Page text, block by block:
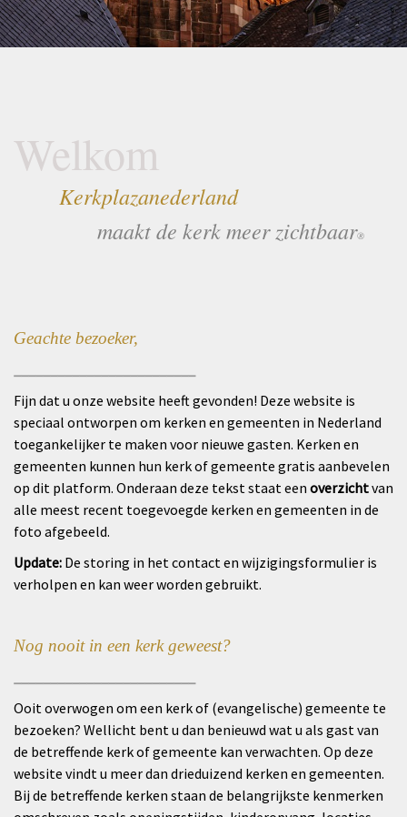
Welkom
Kerkplazanederland
maakt de kerk meer zichtbaar®
Geachte bezoeker,
Fijn dat u onze website heeft gevonden! Deze website is
speciaal ontworpen om kerken en gemeenten in Nederland
toegankelijker te maken voor nieuwe gasten. Kerken en
gemeenten kunnen hun kerk of gemeente gratis aanbevelen
op dit platform. Onderaan deze tekst staat een overzichtvan
alle meest recent toegevoegde kerken en gemeenten in de
foto afgebeeld.
Update: De storing in het contact en wijzigingsformulier is
verholpen en kan weer worden gebruikt.
Nog nooit in een kerk geweest?
Ooit overwogen om een kerk of (evangelische) gemeente te
bezoeken? Wellicht bent u dan benieuwd wat u als gast van
de betreffende kerk of gemeente kan verwachten. Op deze
website vindt u meer dan drieduizend kerken en gemeenten.
Bij de betreffende kerken staan de belangrijkste kenmerken